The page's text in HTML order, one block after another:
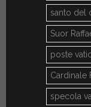
santo del
Suor
poste
Cardinale
specola